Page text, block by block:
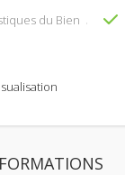
du Bien